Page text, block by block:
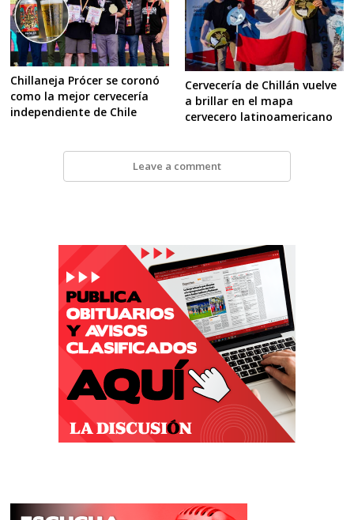
Chillaneja Prócer se coronó
como la mejor cervecería
independiente de Chile
Cervecería de Chillán vuelve
a brillar en el mapa
cervecero latinoamericano
Leave a comment